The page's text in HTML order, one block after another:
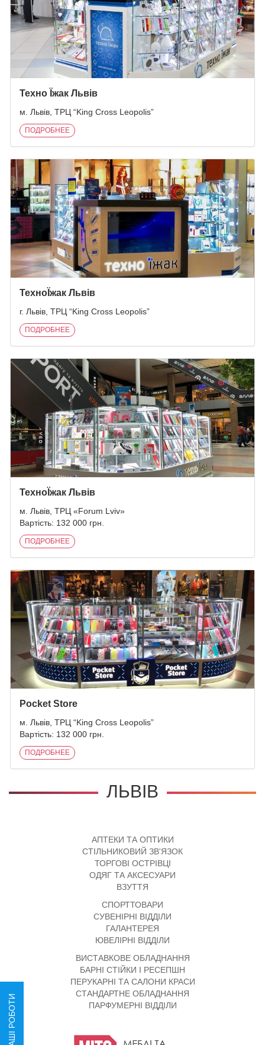
Техно Їжак Львів
м. Львів, ТРЦ “King Cross Leopolis”
ПОДРОБНЕЕ
ТехноЇжак Львів
г. Львів, ТРЦ “King Cross Leopolis”
ПОДРОБНЕЕ
ТехноЇжак Львів
м. Львів, ТРЦ «Forum Lviv»
Вартість: 132 000 грн.
ПОДРОБНЕЕ
Pocket Store
м. Львів, ТРЦ “King Cross Leopolis”
Вартість: 132 000 грн.
ПОДРОБНЕЕ
ЛЬВІВ
АПТЕКИ ТА ОПТИКИ
СТІЛЬНИКОВИЙ ЗВ'ЯЗОК
ТОРГОВІ ОСТРІВЦІ
ОДЯГ ТА АКСЕСУАРИ
ВЗУТТЯ
СПОРТТОВАРИ
СУВЕНІРНІ ВІДДІЛИ
ГАЛАНТЕРЕЯ
ЮВЕЛІРНІ ВІДДІЛИ
ВИСТАВКОВЕ ОБЛАДНАННЯ
БАРНІ СТІЙКИ І РЕСЕПШН
ПЕРУКАРНІ ТА САЛОНИ КРАСИ
СТАНДАРТНЕ ОБЛАДНАННЯ
ПАРФУМЕРНІ ВІДДІЛИ
НАШІ РОБОТИ